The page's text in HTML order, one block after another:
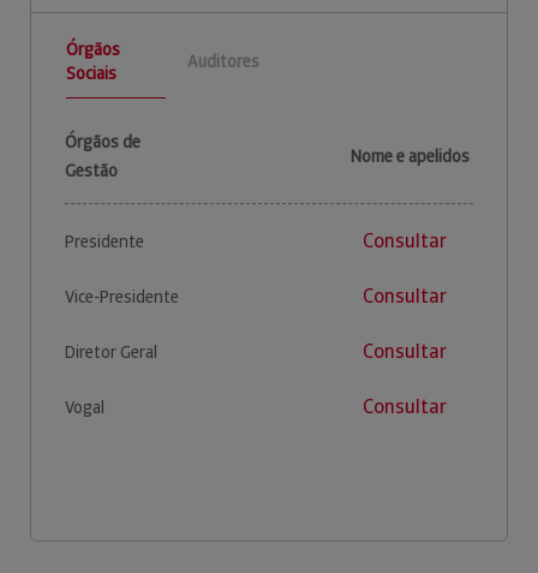
Órgãos
Sociais
Auditores
Órgãos de
Gestão
Nome e apelidos
Presidente Consultar
Vice-Presidente Consultar
Diretor Geral Consultar
Vogal Consultar